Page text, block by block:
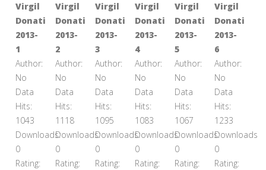
Virgil
Donati
2013-
1
Author:
No
Data
Hits:
1043
Downloads:
0
Rating:
Virgil
Donati
2013-
2
Author:
No
Data
Hits:
1118
Downloads:
0
Rating:
Virgil
Donati
2013-
3
Author:
No
Data
Hits:
1095
Downloads:
0
Rating:
Virgil
Donati
2013-
4
Author:
No
Data
Hits:
1083
Downloads:
0
Rating:
Virgil
Donati
2013-
5
Author:
No
Data
Hits:
1067
Downloads:
0
Rating:
Virgil
Donati
2013-
6
Author:
No
Data
Hits:
1233
Downloads:
0
Rating: